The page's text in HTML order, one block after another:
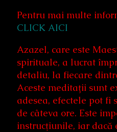
Pentru mai multe
CLICK AICI
Azazel, care este
spirituale, a lucrat
detaliu, la fiecare
Aceste meditații sunt
adesea, efectele pot
de câteva ore. Este
instrucţiunile, iar dacă